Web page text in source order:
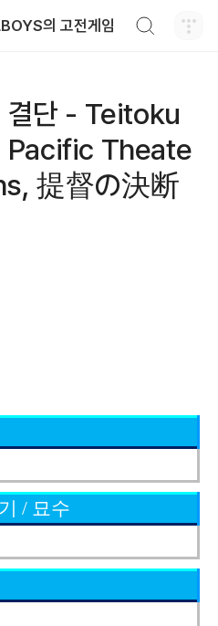
의 고전게임
단 - Teitoku
Theate
提督の決断
/ 묘수